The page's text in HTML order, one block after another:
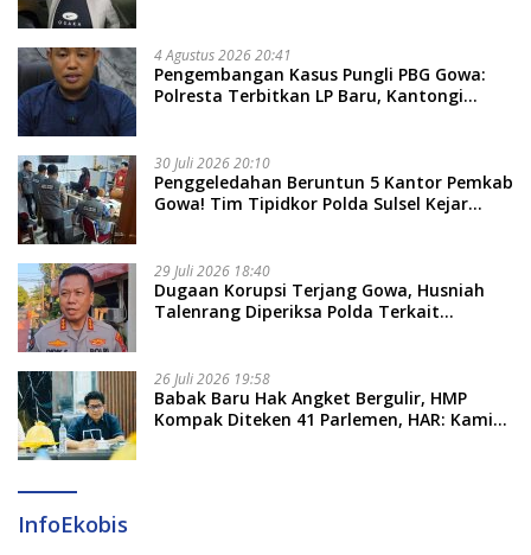
4 Agustus 2026 20:41
Pengembangan Kasus Pungli PBG Gowa:
Polresta Terbitkan LP Baru, Kantongi
30 Juli 2026 20:10
Penggeledahan Beruntun 5 Kantor Pemkab
Gowa! Tim Tipidkor Polda Sulsel Kejar
29 Juli 2026 18:40
Dugaan Korupsi Terjang Gowa, Husniah
Talenrang Diperiksa Polda Terkait
26 Juli 2026 19:58
​Babak Baru Hak Angket Bergulir, HMP
Kompak Diteken 41 Parlemen, HAR: Kami
InfoEkobis